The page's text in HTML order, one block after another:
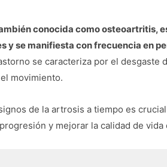
conocida como osteoartritis,
y se manifiesta con frecuencia en
se caracteriza por el
movimiento.
de la artrosis a tiempo es
y mejorar la calidad de